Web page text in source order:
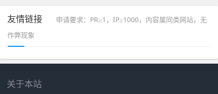
友情链接
申请要求：PR≥1，IP≥1000，内容属同类网站，无
作弊现象
关于本站